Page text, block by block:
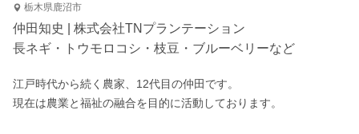
栃木県鹿沼市
仲田知史 | 株式会社TNプランテーション
長ネギ・トウモロコシ・枝豆・ブルーベリーなど
江戸時代から続く農家、12代目の仲田です。
現在は農業と福祉の融合を目的に活動しております。